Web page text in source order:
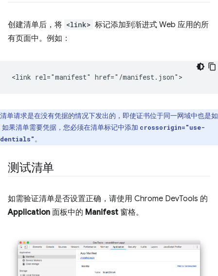
创建清单后，将 <link> 标记添加到渐进式 Web 应用的所
有页面中。例如：
清单请求是在没有凭据的情况下发出的，即使证书位于同一网域中也是如
如果清单需要凭据，您必须在清单标记中添加 crossorigin="use-
。
测试清单
如需验证清单是否设置正确，请使用 Chrome DevTools 的
Application 面板中的 Manifest 窗格。